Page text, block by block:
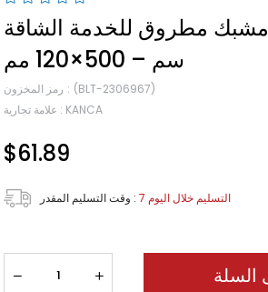
مشبك مطروق للخدمة الشاقة KANCA 50
سم – 500×120 مم
رمز المخزون
(BLT-2306967)
علامة تجارية : KANCA
$61.89
وقت التسليم المقدر : 7 التسليم خلال اليوم